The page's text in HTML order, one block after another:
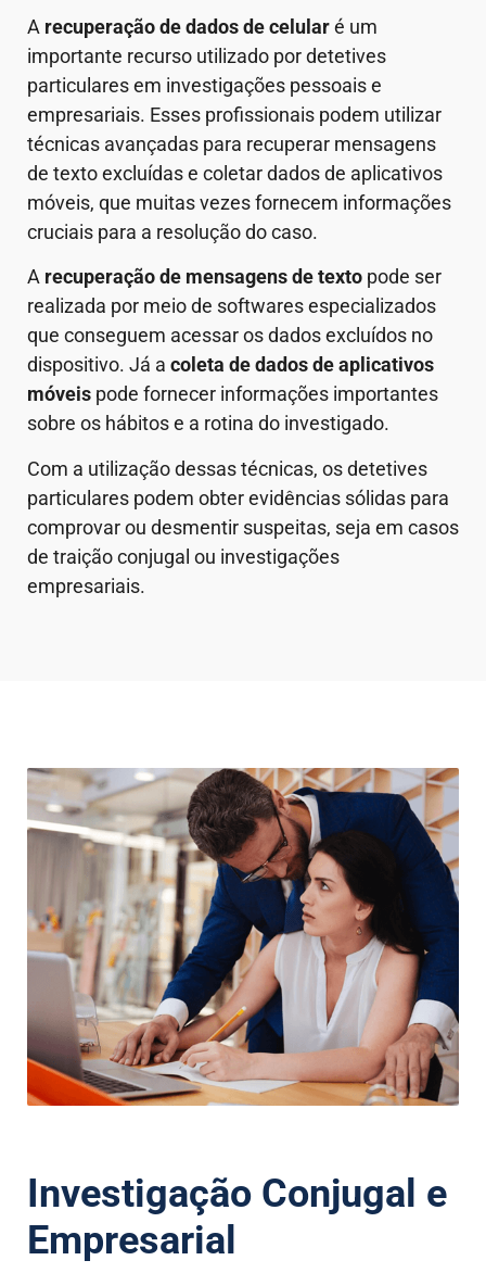
A recuperação de dados de celularé um
importante recurso utilizado por detetives
particulares em investigações pessoais e
empresariais. Esses profissionais podem utilizar
técnicas avançadas para recuperar mensagens
de texto excluídas e coletar dados de aplicativos
móveis, que muitas vezes fornecem informações
cruciais para a resolução do caso.
A recuperação de mensagens de texto pode ser
realizada por meio de softwares especializados
que conseguem acessar os dados excluídos no
dispositivo. Já a coleta de dados de aplicativos
móveis pode fornecer informações importantes
sobre os hábitos e a rotina do investigado.
Com a utilização dessas técnicas, os detetives
particulares podem obter evidências sólidas para
comprovar ou desmentir suspeitas, seja em casos
de traição conjugal ou investigações
empresariais.
Investigação Conjugal e
Empresarial